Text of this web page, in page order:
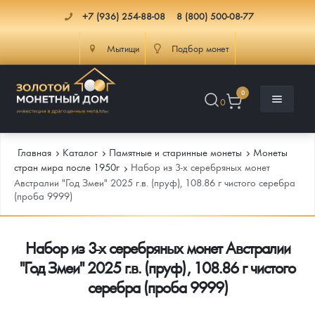
+7 (936) 254-88-08 8 (800) 500-08-77
Мытищи Подбор монет
0
0
Каталог
Инвестиционные монеты
Монеты Россия и СССР
Памятные и старинные монеты
Как сделать заказ
Подлинность монет
Доставка
Главная Каталог Памятные и старинные монеты
Монеты
стран мира после 1950г
Набор из 3-х серебряных монет
Австралии "Год Змеи" 2025 г.в. (пруф), 108.86 г чистого серебра
(проба 9999)
Набор из 3-х серебряных монет Австралии
"Год Змеи" 2025 г.в. (пруф), 108.86 г чистого
серебра (проба 9999)